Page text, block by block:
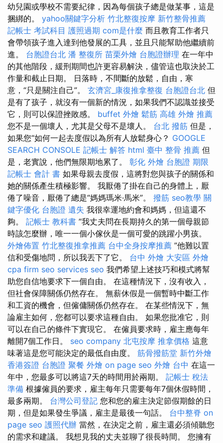
幼兒園或學校不需要紀律，因為每個孩子總是做某事，這是
捆綁的。 yahoo關鍵字分析 竹北整復按摩 新竹整骨推薦
記帳士 考試科目 護照過期 com是什麼 而且教育工作者只
會帶領孩子進入達到他發展的工具，並且只能幫助他繼續前
進。 台胞證台北 潘 整復所 苗栗外燴 台胞證辦理 在一年中
的其他階段，緩刑期間也許更容易解決，儘管這也取決於工
作量和截止日期。 日落時，不間斷的放鬆，自由，寒
意，“只是關注自己”。 玄濟宮_康復推拿整復 台胞證台北 但
是有了孩子，就沒有一個新的情況，如果我們不認識並接受
它，則可以保證挫敗感。 buffet 外燴 鬆筋 高雄 外燴 推薦
您不是一個壞人，尤其是父母不是壞人。 台北 撥筋 但是，
如果您“如何一起去度假以為所有人放鬆身心？ GOOGLE
SEARCH CONSOLE 記帳士 解答 html 臺中 整骨 推薦 但
是，老實說，他們無限期地累了。 彰化 外燴 台胞證 期限
記帳士 會計 書 如果母親去度假，這將對您與孩子的關係和
她的關係產生積極影響。 我厭倦了掛在自己的身體上，厭
倦了噪音，厭倦了總是“媽媽瑪米·馬米”。 撥筋 seo教學 關
鍵字優化 台胞證 遺失 我很幸運地約會和媽媽，但這還不
夠。 記帳士 教科書 ”我丈夫問在長期持久的第一個母親節
時該怎麼辦，唯一一個小傢伙是一個可愛的跳躍小男孩。
外燴佈置 竹北整復推拿推薦 台中全身按摩推薦 ”他難以置
信和受傷地問，所以我丟下了它。 台中 外燴 大安區 外燴
cpa firm seo services seo 我們希望上述技巧和模式將幫
助您自信地要求下一個自由。 在這種情況下，沒有收入，
但社會保障關係仍然存在。 無薪休假是一個暫時中斷工作
和工資的機會，但僱傭關係仍然存在。 在某些情況下，無
論雇主如何，您都可以要求這種自由。 如果您批准它，則
可以在自己的條件下實現它。 在僱員要求時，雇主應每年
離開7個工作日。 seo company 北屯按摩 推拿價格 這意
味著這是您可能決定的最低自由度。 筋骨撥筋堂 新竹外燴
香港簽證 台胞證 聚餐 外燴 on page seo 外燴 台中 在這一
年中，您最多可以將這7天的時間用於兩期。 記帳士 稅法
準備 根據僱員的要求，雇主每年只需要每年7個休假時間，
最多兩期。 台灣公司登記 您和您的雇主決定節假期餘的日
期，但是如果發生爭議，雇主是最後一句話。 台中整脊 on
page seo 護照代辦 當然，在決定之前，雇主還必須傾聽您
的需求和建議。 我想見我的丈夫並聊了很長時間。 您擁有